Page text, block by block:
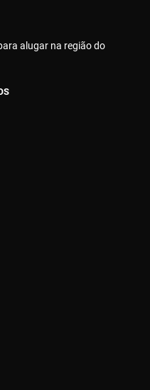
alugar na região do